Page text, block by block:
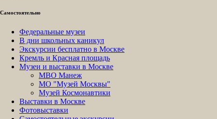
Самостоятельно
Федеральные музеи
В дни школьных каникул
Экскурсии бесплатно в Москве
Кремль и Красная площадь
Музеи и выставки в Москве
МВО Манеж
МО "Музей Москвы"
Музей Космонавтики
Выставки в Москве
Фотовыставки